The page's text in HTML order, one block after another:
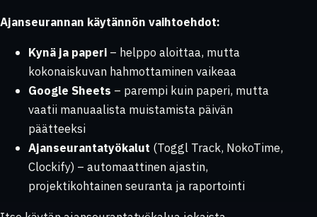
Ajanseurannan käytännön vaihtoehdot:
Kynä ja paperi – helppo aloittaa, mutta
kokonaiskuvan hahmottaminen vaikeaa
Google Sheets – parempi kuin paperi, mutta
vaatii manuaalista muistamista päivän
päätteeksi
Ajanseurantatyökalut (Toggl Track, NokoTime,
Clockify) – automaattinen ajastin,
projektikohtainen seuranta ja raportointi